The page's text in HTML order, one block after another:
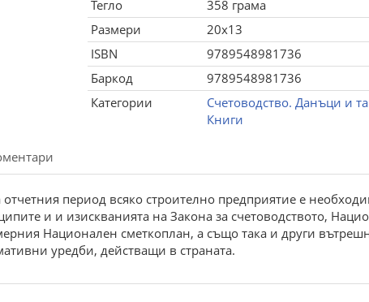
Тегло
358 грама
Размери
20x13
ISBN
9789548981736
Баркод
9789548981736
Категории
Счетоводство. Данъци и
Книги
период всяко строително предприятие е
и и изискванията на Закона за счетоводството,
Национален сметкоплан, а също така и други
уредби, действащи в страната.